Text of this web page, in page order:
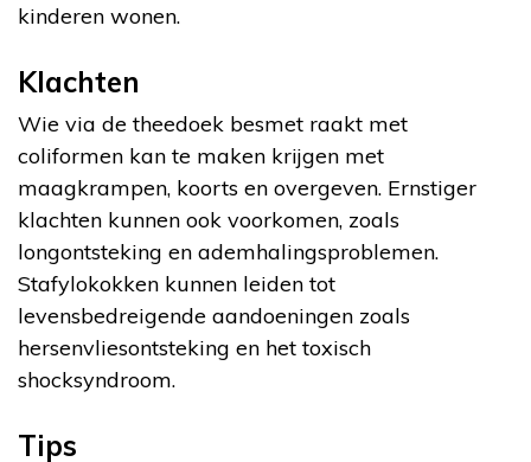
kinderen wonen.
Klachten
Wie via de theedoek besmet raakt met
coliformen kan te maken krijgen met
maagkrampen, koorts en overgeven. Ernstiger
klachten kunnen ook voorkomen, zoals
longontsteking en ademhalingsproblemen.
Stafylokokken kunnen leiden tot
levensbedreigende aandoeningen zoals
hersenvliesontsteking en het toxisch
shocksyndroom.
Tips